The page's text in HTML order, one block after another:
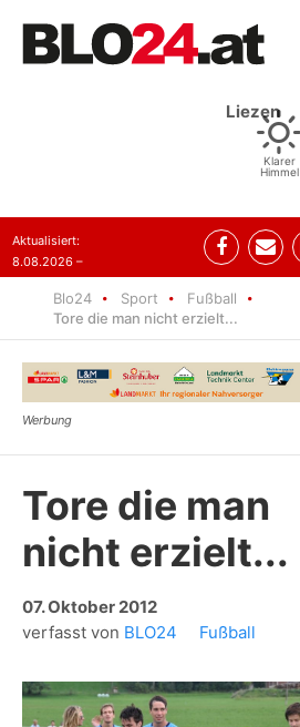
Liezen
Klarer
Himmel
Aktualisiert:
8.08.2026 –
Blo24 Sport
Fußball
Tore die man nicht erzielt...
Tore die man
nicht erzielt...
07. Oktober 2012
verfasst von BLO24 Fußball